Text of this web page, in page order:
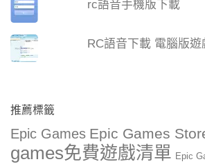
rc語音手機版下載
RC語音下載 電腦版
推薦標籤
Epic Games Epic Games
games免費遊戲清單 Epic